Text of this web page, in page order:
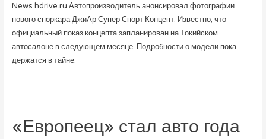
News hdrive.ru Автопроизводитель анонсировал фотографии
нового споркара ДжиАр Супер Спорт Концепт. Известно, что
официальный показ концепта запланирован на Токийском
автосалоне в следующем месяце. Подробности о модели пока
держатся в тайне.
«Европеец» стал авто года